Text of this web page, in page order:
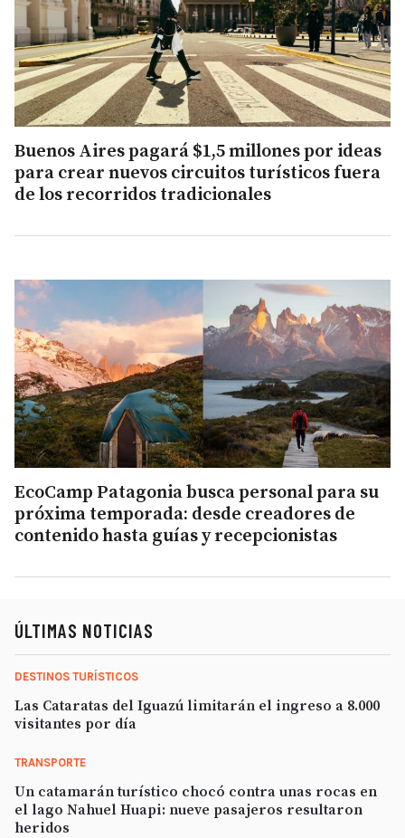
Buenos Aires pagará $1,5 millones por ideas
para crear nuevos circuitos turísticos fuera
de los recorridos tradicionales
EcoCamp Patagonia busca personal para su
próxima temporada: desde creadores de
contenido hasta guías y recepcionistas
ÚLTIMAS NOTICIAS
DESTINOS TURÍSTICOS
Las Cataratas del Iguazú limitarán el ingreso a 8.000
visitantes por día
TRANSPORTE
Un catamarán turístico chocó contra unas rocas en
el lago Nahuel Huapi: nueve pasajeros resultaron
heridos